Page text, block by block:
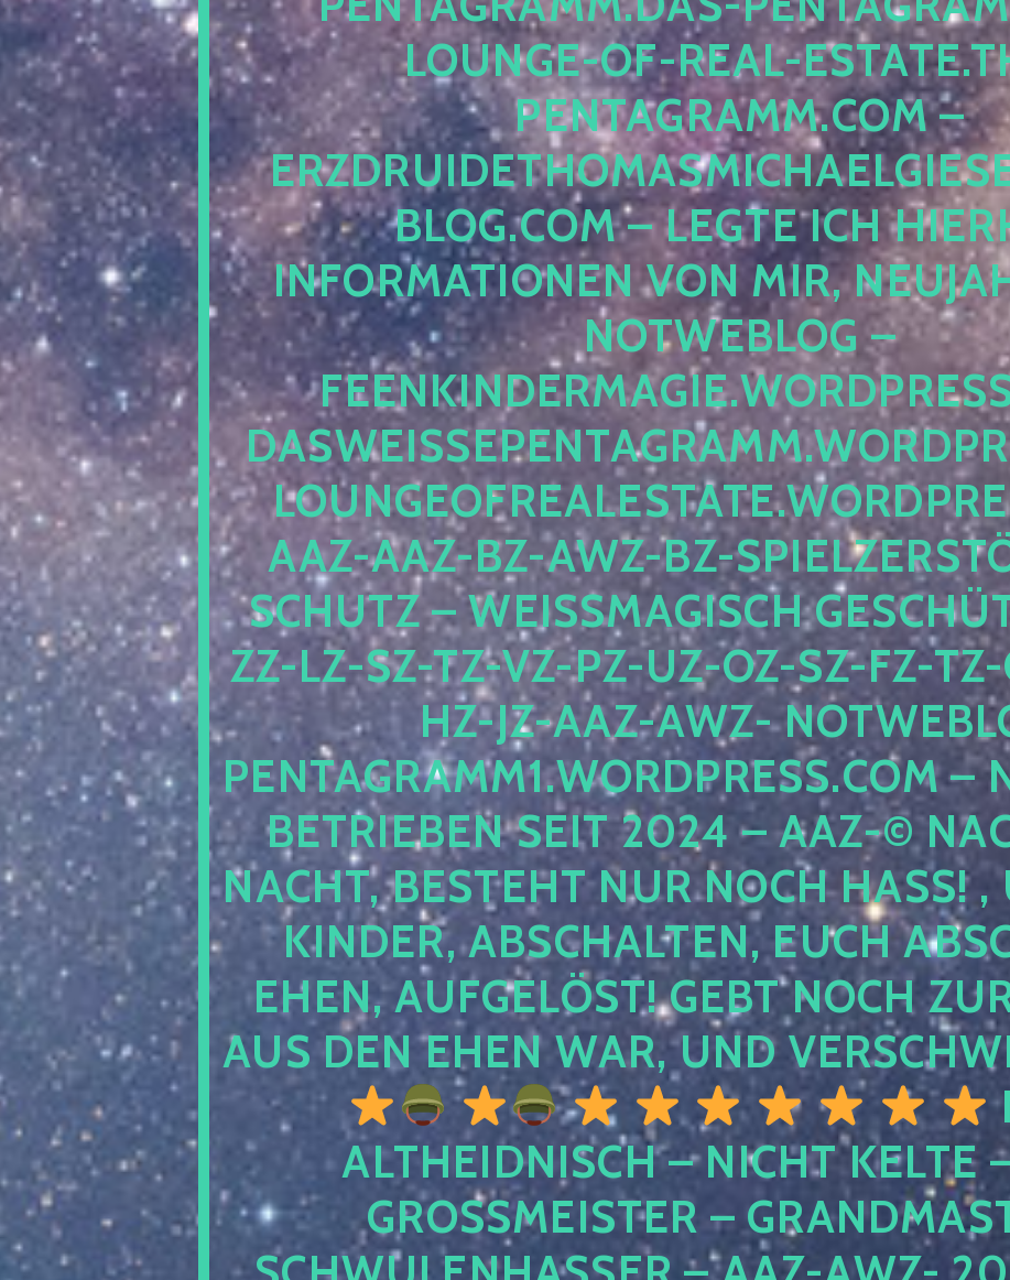
OUNGE-OF-REAL-
ENTAGRAMM.COM – E
LOG.COM – LEGTE ICH
NFORMATIONEN VON MIR,
OTWEBLOG – F
AZ-AAZ-BZ-AWZ-BZ-
CHUTZ – WEISSMAGISCH
-LZ-SZ-TZ-VZ-PZ-UZ-OZ-SZ-FZ-TZ-
-JZ-AAZ-AWZ- NOTWEBLOG
NTAGRAMM1.WORDPRESS.COM –
TRIEBEN SEIT 2024 – AAZ-© NACH
CHT, BESTEHT NUR NOCH HASS! ,
NDER, ABSCHALTEN, EUCH
EN, AUFGELÖST! GEBT NOCH
S DEN EHEN WAR, UND
ALTHEIDNISCH – NICHT KELTE
GROSSMEISTER –